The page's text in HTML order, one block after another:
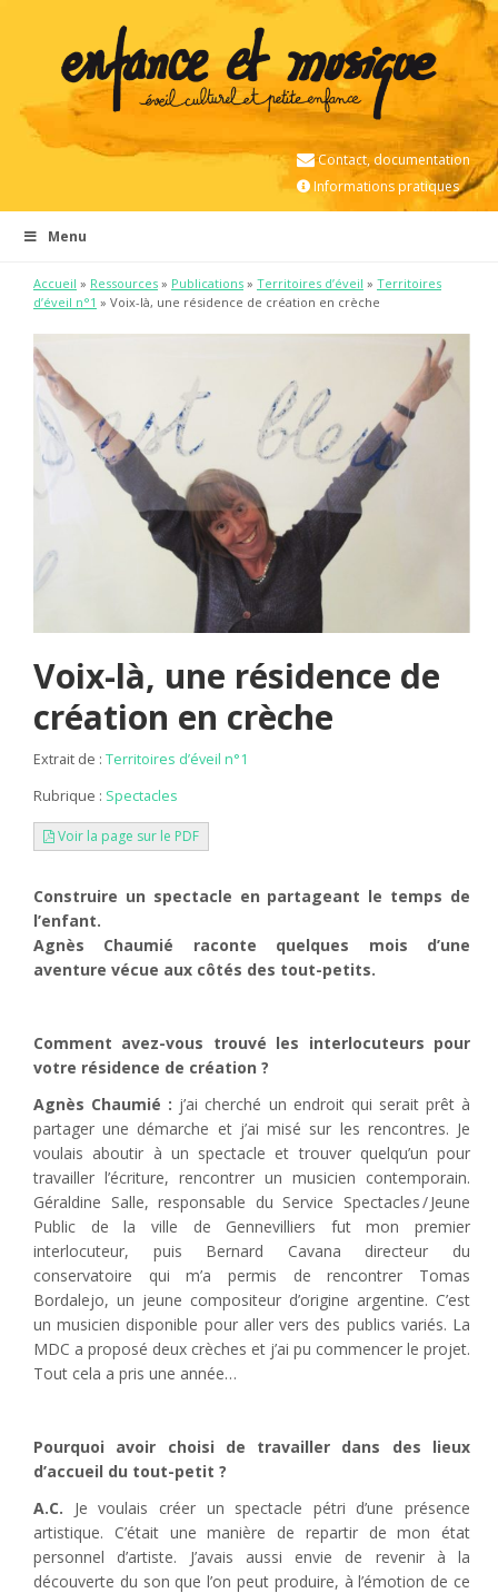
Contact, documentation
Informations pratiques
Menu
Accueil » Ressources » Publications » Territoires d’éveil » Territoires
d’éveil n°1 » Voix-là, une résidence de création en crèche
Voix-là, une résidence de
création en crèche
Extrait de : Territoires d’éveil n°1
Rubrique : Spectacles
Voir la page sur le PDF
Construire un spectacle en partageant le temps de
l’enfant.
Agnès Chaumié raconte quelques mois d’une
aventure vécue aux côtés des tout-petits.
Comment avez-vous trouvé les interlocuteurs pour
votre résidence de création ?
Agnès Chaumié : j’ai cherché un endroit qui serait prêt à
partager une démarche et j’ai misé sur les rencontres. Je
voulais aboutir à un spectacle et trouver quelqu’un pour
travailler l’écriture, rencontrer un musicien contemporain.
Géraldine Salle, responsable du Service Spectacles / Jeune
Public de la ville de Gennevilliers fut mon premier
interlocuteur, puis Bernard Cavana directeur du
conservatoire qui m’a permis de rencontrer Tomas
Bordalejo, un jeune compositeur d’origine argentine. C’est
un musicien disponible pour aller vers des publics variés. La
MDC a proposé deux crèches et j’ai pu commencer le projet.
Tout cela a pris une année…
Pourquoi avoir choisi de travailler dans des lieux
d’accueil du tout-petit ?
A.C. Je voulais créer un spectacle pétri d’une présence
artistique. C’était une manière de repartir de mon état
personnel d’artiste. J’avais aussi envie de revenir à la
découverte du son que l’on peut produire, à l’émotion de ce